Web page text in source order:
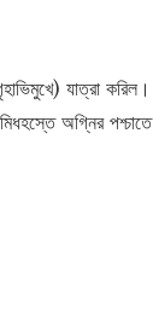
যাত্রা করিল।
অগ্নির পশ্চাতে